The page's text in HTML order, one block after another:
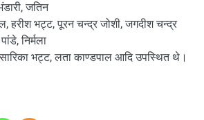
जतिन
हरीश भट्ट, पूरन चन्द्र जोशी, जगदीश चन्द्र
निर्मला
सारिका भट्ट, लता काण्डपाल आदि उपस्थित थे।